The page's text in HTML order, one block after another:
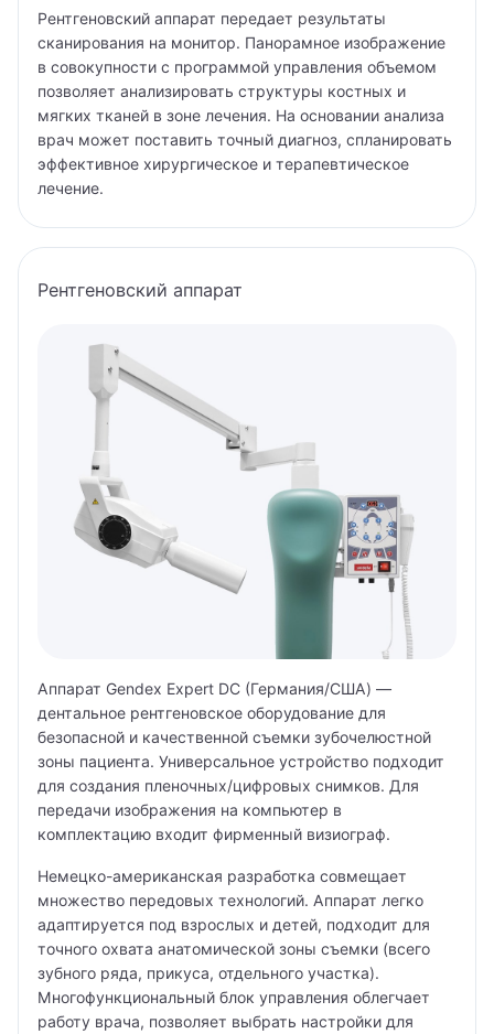
Рентгеновский аппарат передает результаты
сканирования на монитор. Панорамное изображение
в совокупности с программой управления объемом
позволяет анализировать структуры костных и
мягких тканей в зоне лечения. На основании анализа
врач может поставить точный диагноз, спланировать
эффективное хирургическое и терапевтическое
лечение.
Рентгеновский аппарат
Аппарат Gendex Expert DC (Германия/США) —
дентальное рентгеновское оборудование для
безопасной и качественной съемки зубочелюстной
зоны пациента. Универсальное устройство подходит
для создания пленочных/цифровых снимков. Для
передачи изображения на компьютер в
комплектацию входит фирменный визиограф.
Немецко-американская разработка совмещает
множество передовых технологий. Аппарат легко
адаптируется под взрослых и детей, подходит для
точного охвата анатомической зоны съемки (всего
зубного ряда, прикуса, отдельного участка).
Многофункциональный блок управления облегчает
работу врача, позволяет выбрать настройки для
КТ (компьютерная томография)
МРТ (магнитно-резонансная томография)
МРТ (магнитно-резонансная томография)
Осипов Сергей Леонидович
Попов Матвей Маркович
Рентген
Родионова Елизавета Марковна
Тимофеев Александр Никитич
Ухолов Тимур Иванович
Ушкалова Виктория Евгеньевна
Шестаков Антон Александрович
Клиника на проспекте Мира
Клиника на Соколе
Алголог
Аллерголог
Андролог
Анестезиолог-реаниматолог
Бариатрический хирург
Венеролог
Вертебролог
Врач ЛФК
Врач общей практики (семейный врач)
Врач подолог (подиатр)
Врач УЗИ
Врач физической и реабилитационной медицины
(ФРМ)
Врач эфферентной терапии
Гастроэнтеролог
Гастроэнтерология
Гематолог
Отправить